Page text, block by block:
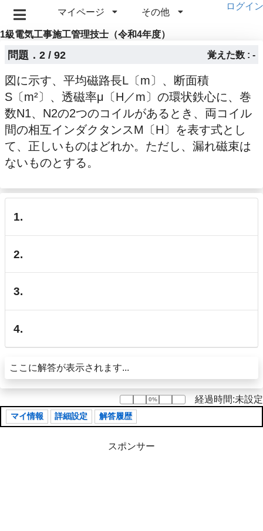
マイページ その他
ログイン
1級電気工事施工管理技士（令和4年度）
問題．2 / 92 覚えた数 : -
図に示す、平均磁路長L〔m〕、断面積
S〔m²〕、透磁率μ〔H／m〕の環状鉄心に、巻
数N1、N2の2つのコイルがあるとき、両コイル
間の相互インダクタンスM〔H〕を表す式とし
て、正しいものはどれか。ただし、漏れ磁束は
ないものとする。
1.
2.
3.
4.
ここに解答が表示されます...
0%
0% 経過時間:未設定
マイ情報 詳細設定 解答履歴
スポンサー